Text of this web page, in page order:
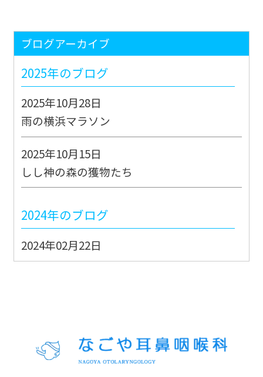
ブログアーカイブ
2025年のブログ
2025年10月28日
雨の横浜マラソン
2025年10月15日
しし神の森の獲物たち
2024年のブログ
2024年02月22日
能登地震JMAT派遣出動②
2022年のブログ